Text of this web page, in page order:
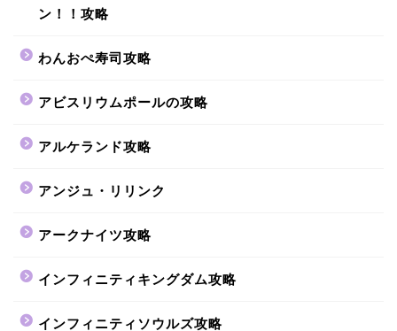
ン！！攻略
わんおぺ寿司攻略
アビスリウムポールの攻略
アルケランド攻略
アンジュ・リリンク
アークナイツ攻略
インフィニティキングダム攻略
インフィニティソウルズ攻略